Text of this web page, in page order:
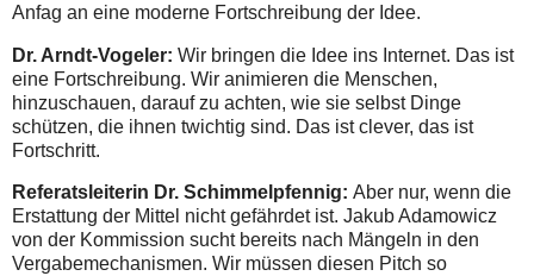
Anfag an eine moderne Fortschreibung der Idee.
Dr. Arndt-Vogeler: Wir bringen die Idee ins Internet. Das ist
eine Fortschreibung. Wir animieren die Menschen,
hinzuschauen, darauf zu achten, wie sie selbst Dinge
schützen, die ihnen twichtig sind. Das ist clever, das ist
Fortschritt.
Referatsleiterin Dr. Schimmelpfennig: Aber nur, wenn die
Erstattung der Mittel nicht gefährdet ist. Jakub Adamowicz
von der Kommission sucht bereits nach Mängeln in den
Vergabemechanismen. Wir müssen diesen Pitch so